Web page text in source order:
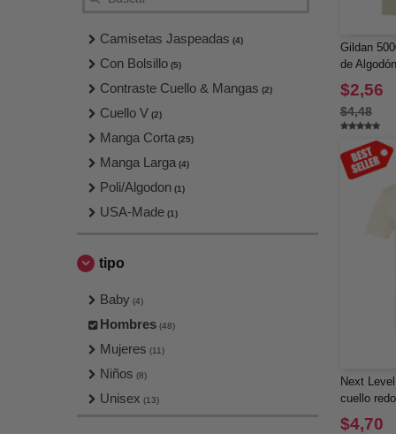
Camisetas Jaspeadas (4)
Con Bolsillo (5)
Contraste Cuello & Mangas (2)
Cuello V (2)
Manga Corta (25)
Manga Larga (4)
Poli/Algodon (1)
USA-Made (1)
tipo
Baby (4)
Hombres (48)
Mujeres (11)
Niños (8)
Unisex (13)
Gildan
de Algodón
$2,56
$4,48
Next
cuello
$4,70